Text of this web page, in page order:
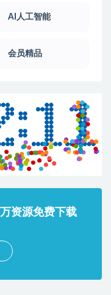
AI人工智能
会员精品
资源免费下载